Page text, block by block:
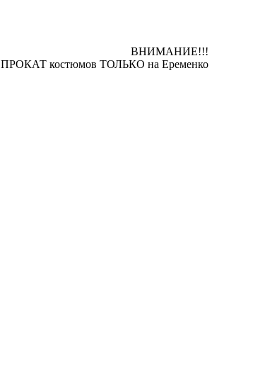
ВНИМАНИЕ!!!
ПРОКАТ костюмов ТОЛЬКО на Еременко